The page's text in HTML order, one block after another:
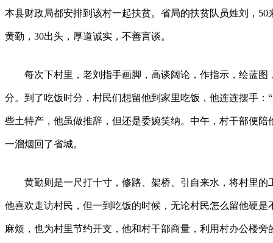
本县财政局都安排到该村一起扶贫。省局的扶贫队员姓刘，
黄勤，30出头，厚道诚实，不善言谈。
每次下村里，老刘指手画脚，高谈阔论，作指示，绘蓝图
分。到了吃饭时分，村民们想留他到家里吃饭，他连连摆手：
些土特产，他虽做推辞，但还是委婉笑纳。中午，村干部便陪
一溜烟回了省城。
黄勤则是一尺打十寸，修路、架桥、引自来水，将村里的
他喜欢走访村民，但一到吃饭的时候，无论村民怎么留他硬是
麻烦，也为村里节约开支，他和村干部商量，利用村办公楼